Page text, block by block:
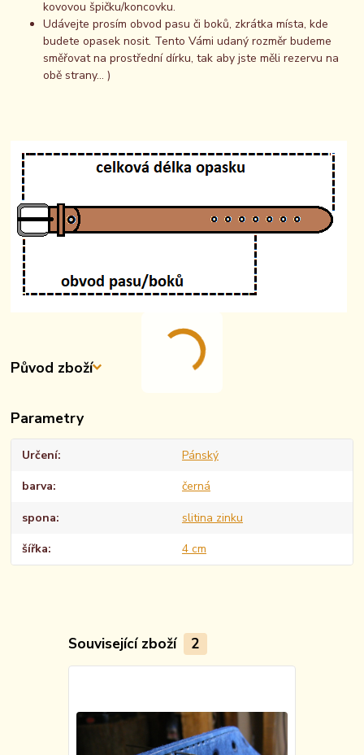
kovovou špičku/koncovku.
Udávejte prosím obvod pasu či boků, zkrátka místa, kde
budete opasek nosit. Tento Vámi udaný rozměr budeme
směřovat na prostřední dírku, tak aby jste měli rezervu na
obě strany... )
Původ zboží
Parametry
Určení Pánský
barva černá
spona slitina zinku
šířka 4 cm
Související zboží 2